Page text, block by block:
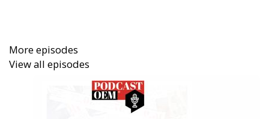
More episodes
View all episodes